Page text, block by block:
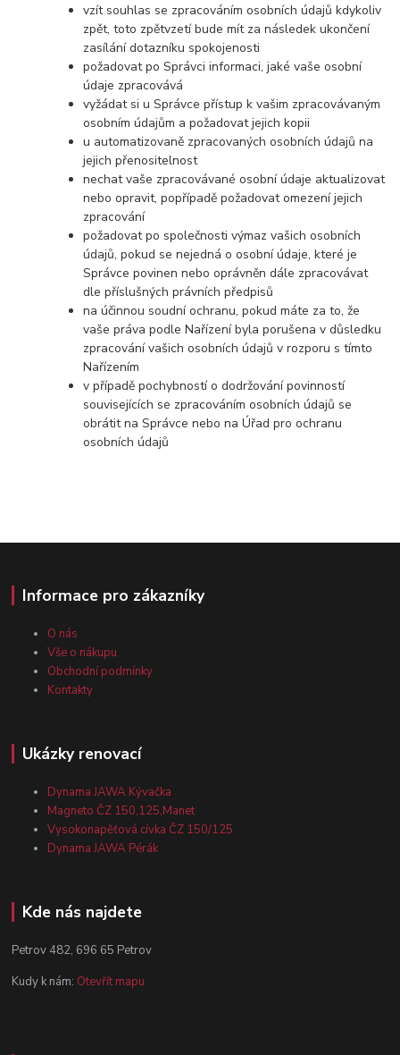
vzít souhlas se zpracováním osobních údajů kdykoliv
zpět, toto zpětvzetí bude mít za následek ukončení
zasílání dotazníku spokojenosti
požadovat po Správci informaci, jaké vaše osobní
údaje zpracovává
vyžádat si u Správce přístup k vašim zpracovávaným
osobním údajům a požadovat jejich kopii
u automatizovaně zpracovaných osobních údajů na
jejich přenositelnost
nechat vaše zpracovávané osobní údaje aktualizovat
nebo opravit, popřípadě požadovat omezení jejich
zpracování
požadovat po společnosti výmaz vašich osobních
údajů, pokud se nejedná o osobní údaje, které je
Správce povinen nebo oprávněn dále zpracovávat
dle příslušných právních předpisů
na účinnou soudní ochranu, pokud máte za to, že
vaše práva podle Nařízení byla porušena v důsledku
zpracování vašich osobních údajů v rozporu s tímto
Nařízením
v případě pochybností o dodržování povinností
souvisejících se zpracováním osobních údajů se
obrátit na Správce nebo na Úřad pro ochranu
osobních údajů
Informace pro zákazníky
O nás
Vše o nákupu
Obchodní podmínky
Kontakty
Ukázky renovací
Dynama JAWA Kývačka
Magneto ČZ 150,125,Manet
Vysokonapěťová cívka ČZ 150/125
Dynama JAWA Pérák
Kde nás najdete
Petrov 482, 696 65 Petrov
Kudy k nám: Otevřít mapu